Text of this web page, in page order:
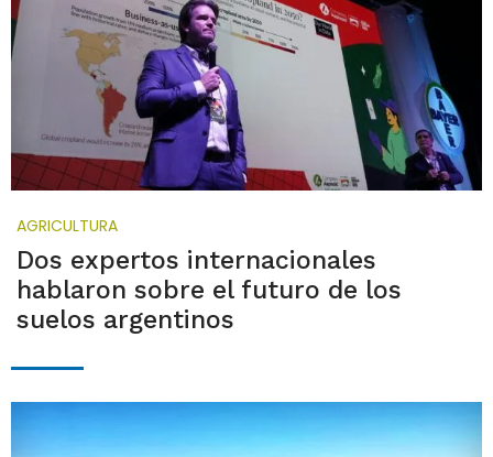
AGRICULTURA
Dos expertos internacionales
hablaron sobre el futuro de los
suelos argentinos